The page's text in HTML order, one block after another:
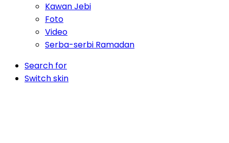
Kawan Jebi
Foto
Video
Serba-serbi Ramadan
Search for
Switch skin